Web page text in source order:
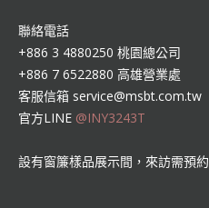
聯絡電話
+886 3 4880250 桃園總公司
+886 7 6522880 高雄營業處
客服信箱 service@msbt.com.tw
官方LINE @INY3243T
設有窗簾樣品展示間，來訪需預約